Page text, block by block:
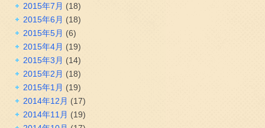
2015年7月 (18)
2015年6月 (18)
2015年5月 (6)
2015年4月 (19)
2015年3月 (14)
2015年2月 (18)
2015年1月 (19)
2014年12月 (17)
2014年11月 (19)